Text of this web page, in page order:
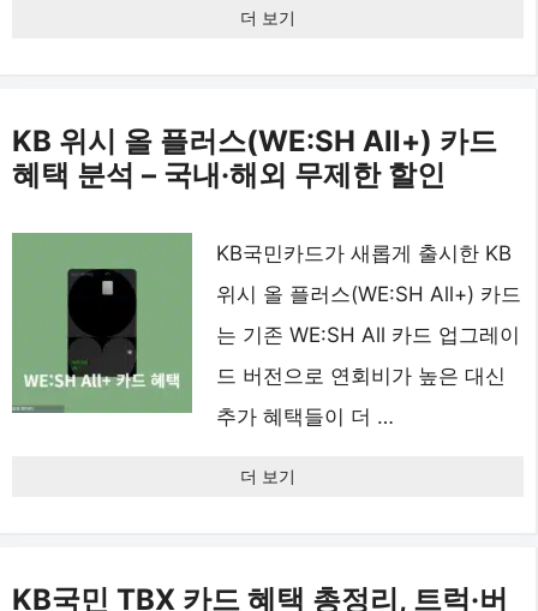
더 보기
KB 위시 올 플러스(WE:SH All+) 카드
혜택 분석 – 국내·해외 무제한 할인
KB국민카드가 새롭게 출시한 KB
위시 올 플러스(WE:SH All+) 카드
는 기존 WE:SH All 카드 업그레이
드 버전으로 연회비가 높은 대신
추가 혜택들이 더 …
더 보기
KB국민 TBX 카드 혜택 총정리, 트럭·버